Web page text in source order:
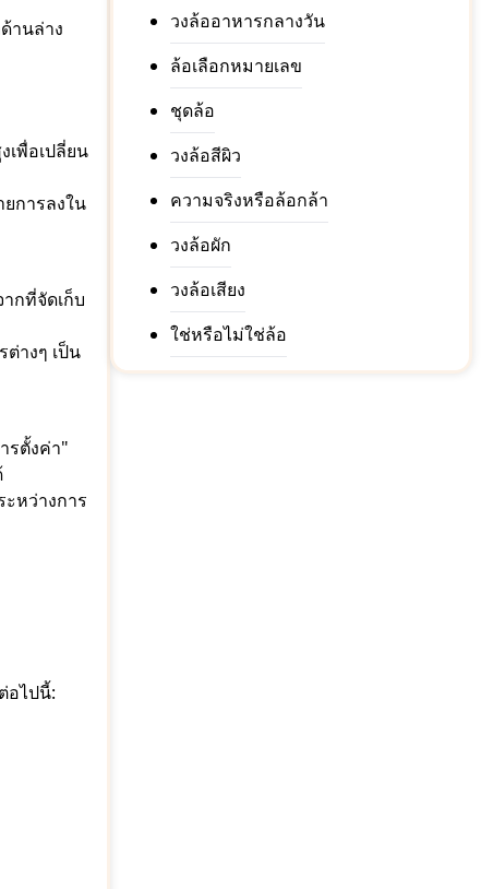
านล่าง
พื่อเปลี่ยน
การลงใน
กที่จัดเก็บ
างๆ เป็น
รตั้งค่า"
หว่างการ
อไปนี้:
วงล้ออาหารกลางวัน
ล้อเลือกหมายเลข
ชุดล้อ
วงล้อสีผิว
ความจริงหรือล้อกล้า
วงล้อผัก
วงล้อเสียง
ใช่หรือไม่ใช่ล้อ